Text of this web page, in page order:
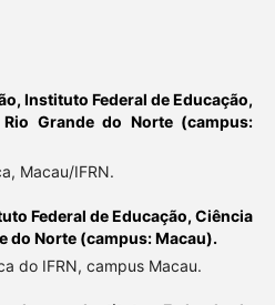
Instituto Federal de Educação,
Grande do Norte (campus:
Macau/IFRN.
Federal de Educação, Ciência
do Norte (campus: Macau).
do IFRN, campus Macau.